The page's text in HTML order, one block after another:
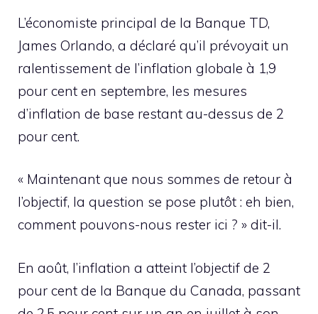
L’économiste principal de la Banque TD,
James Orlando, a déclaré qu’il prévoyait un
ralentissement de l’inflation globale à 1,9
pour cent en septembre, les mesures
d’inflation de base restant au-dessus de 2
pour cent.
« Maintenant que nous sommes de retour à
l’objectif, la question se pose plutôt : eh bien,
comment pouvons-nous rester ici ? » dit-il.
En août, l’inflation a atteint l’objectif de 2
pour cent de la Banque du Canada, passant